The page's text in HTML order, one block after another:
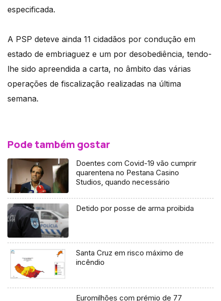
especificada.
A PSP deteve ainda 11 cidadãos por condução em
estado de embriaguez e um por desobediência, tendo-
lhe sido apreendida a carta, no âmbito das várias
operações de fiscalização realizadas na última
semana.
Pode também gostar
Doentes com Covid-19 vão cumprir
quarentena no Pestana Casino
Studios, quando necessário
Detido por posse de arma proibida
Santa Cruz em risco máximo de
incêndio
Euromilhões com prémio de 77